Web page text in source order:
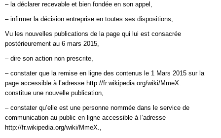
– la déclarer recevable et bien fondée en son appel,
– infirmer la décision entreprise en toutes ses dispositions,
Vu les nouvelles publications de la page qui lui est consacrée
postérieurement au 6 mars 2015,
– dire son action non prescrite,
– constater que la remise en ligne des contenus le 1 Mars 2015 sur la
page accessible à l’adresse http://fr.wikipedia.org/wiki/MmeX.
constitue une nouvelle publication,
– constater qu’elle est une personne nommée dans le service de
communication au public en ligne accessible à l’adresse
http://fr.wikipedia.org/wiki/MmeX.,